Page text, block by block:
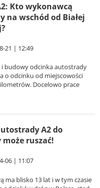
Kto wykonawcą
na wschód od Białej
21 | 12:49
budowy odcinka autostrady
o odcinku od miejscowości
Docelowo prace
A2 do
może ruszać!
06 | 11:07
ma blisko 13 lat i w tym czasie